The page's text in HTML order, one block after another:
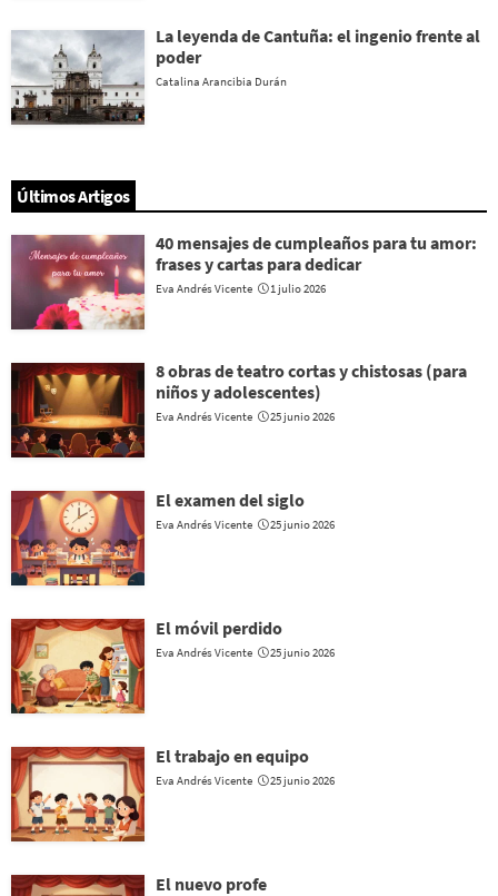
La leyenda de Cantuña: el ingenio frente al
poder
Catalina Arancibia Durán
Últimos Artigos
40 mensajes de cumpleaños para tu amor:
frases y cartas para dedicar
Eva Andrés Vicente 1 julio 2026
8 obras de teatro cortas y chistosas (para
niños y adolescentes)
Eva Andrés Vicente 25 junio 2026
El examen del siglo
Eva Andrés Vicente 25 junio 2026
El móvil perdido
Eva Andrés Vicente 25 junio 2026
El trabajo en equipo
Eva Andrés Vicente 25 junio 2026
El nuevo profe